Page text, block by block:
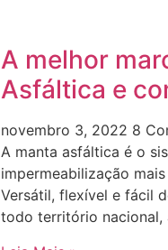
A melhor
Asfáltica e
novembro 3, 2022 8
A manta asfáltica é o
impermeabilização
Versátil, flexível e fácil
todo território nacional,